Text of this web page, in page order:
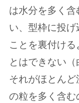
は水分を多く
い、型枠に投
ことを裏付け
とはできない
それがほとん
の粒を多く含